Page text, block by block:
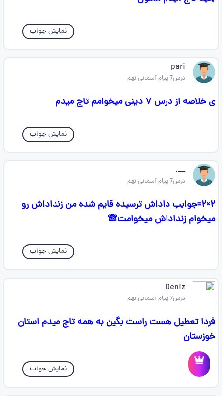
نمایش جواب
pari
درس7 پیام آسمانی نهم
ی خلاصه از درس ۷ دینی میخوامم تاج میدم
نمایش جواب
ـــ.
درس7 پیام آسمانی نهم
۲×۲=جوابب داداش ترسیده قایم شده من زنداداش رو
میخوام زنداداش میخوامت🙈
نمایش جواب
Deniz
درس7 پیام آسمانی نهم
فردا تعطیل هست راست بگین به همه تاج میدم استان
خوزستان
نمایش جواب